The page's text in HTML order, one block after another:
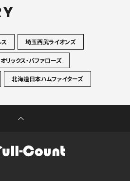
埼玉西武ライオンズ
オリックス・バファローズ
北海道日本ハムファイターズ